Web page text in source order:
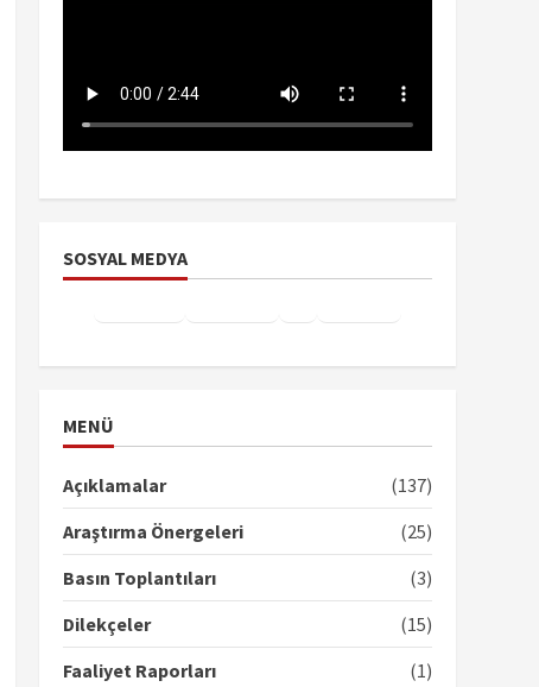
SOSYAL MEDYA
MENÜ
Açıklamalar
(137)
Araştırma Önergeleri
(25)
Basın Toplantıları
(3)
Dilekçeler
(15)
Faaliyet Raporları
(1)